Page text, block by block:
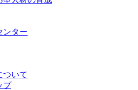
ンター
ついて
プ